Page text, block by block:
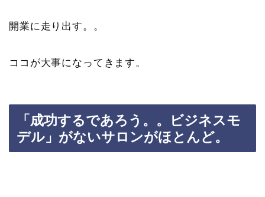
開業に走り出す。。
ココが大事になってきます。
「成功するであろう。。ビジネスモ
デル」がないサロンがほとんど。